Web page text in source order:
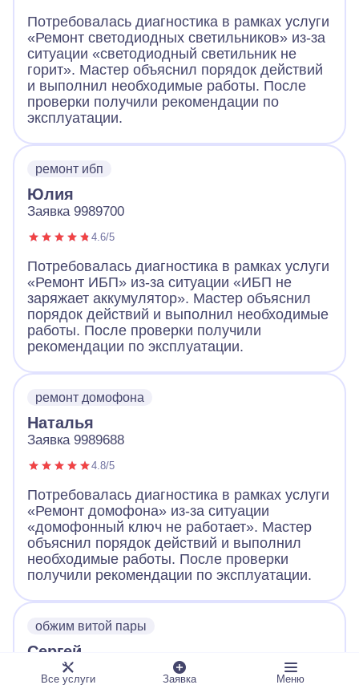
Потребовалась диагностика в рамках услуги
«Ремонт светодиодных светильников» из-за
ситуации «светодиодный светильник не
горит». Мастер объяснил порядок действий
и выполнил необходимые работы. После
проверки получили рекомендации по
эксплуатации.
ремонт ибп
Юлия
Заявка 9989700
4.6/5
Потребовалась диагностика в рамках услуги
«Ремонт ИБП» из-за ситуации «ИБП не
заряжает аккумулятор». Мастер объяснил
порядок действий и выполнил необходимые
работы. После проверки получили
рекомендации по эксплуатации.
ремонт домофона
Наталья
Заявка 9989688
4.8/5
Потребовалась диагностика в рамках услуги
«Ремонт домофона» из-за ситуации
«домофонный ключ не работает». Мастер
объяснил порядок действий и выполнил
необходимые работы. После проверки
получили рекомендации по эксплуатации.
обжим витой пары
Сергей
Заявка 9989661
Все услуги Заявка Меню